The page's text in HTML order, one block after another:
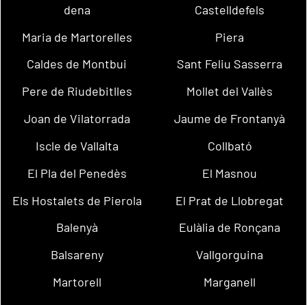
dena
Castelldefels
Maria de Martorelles
Piera
Caldes de Montbui
Sant Feliu Sasserra
Pere de Riudebitlles
Mollet del Vallès
Joan de Vilatorrada
Jaume de Frontanyà
Iscle de Vallalta
Collbató
El Pla del Penedès
El Masnou
Els Hostalets de Pierola
El Prat de Llobregat
Balenyà
Eulàlia de Ronçana
Balsareny
Vallgorguina
Martorell
Marganell